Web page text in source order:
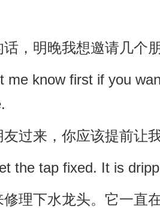
，明晚我想邀请几个
me know first if you
过来，你应该提前让
the tap fixed. It is
理下水龙头。它一直